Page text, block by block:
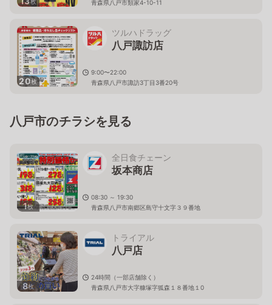
青森県八戸市類家4-10-11
20枚
ツルハドラッグ
八戸諏訪店
9:00〜22:00
青森県八戸市諏訪3丁目3番20号
八戸市のチラシを見る
1枚
全日食チェーン
坂本商店
08:30 ～ 19:30
青森県八戸市南郷区島守十文字３９番地
8枚
トライアル
八戸店
24時間（一部店舗除く）
青森県八戸市大字糠塚字狐森１８番地１0